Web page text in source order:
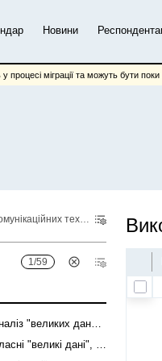
Новини
у процесі міграції та можуть бути
Використання інформаційно-комунікаційних технологій на підприємствах
1/59
Частка кількості підприємств, що проводили аналіз "великих даних", у загальній кількості підприємств
Частка кількість підприємств, що продавали власні "великі дані", у загальній кількості підприємств